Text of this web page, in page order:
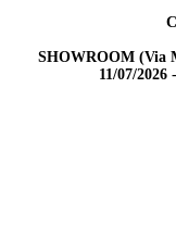
SHOWROOM (Via
11/07/